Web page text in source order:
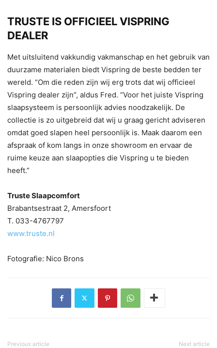
TRUSTE IS OFFICIEEL VISPRING
DEALER
Met uitsluitend vakkundig vakmanschap en het gebruik van
duurzame materialen biedt Vispring de beste bedden ter
wereld. “Om die reden zijn wij erg trots dat wij officieel
Vispring dealer zijn”, aldus Fred. “Voor het juiste Vispring
slaapsysteem is persoonlijk advies noodzakelijk. De
collectie is zo uitgebreid dat wij u graag gericht adviseren
omdat goed slapen heel persoonlijk is. Maak daarom een
afspraak of kom langs in onze showroom en ervaar de
ruime keuze aan slaapopties die Vispring u te bieden
heeft.”
Truste Slaapcomfort
Brabantsestraat 2, Amersfoort
T. 033-4767797
www.truste.nl
Fotografie: Nico Brons
Previous article Next article